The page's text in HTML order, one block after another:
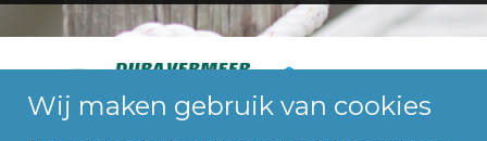
Wij maken gebruik van cookies